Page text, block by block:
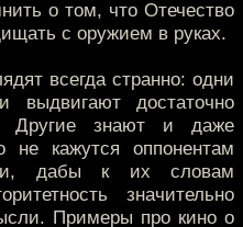
о том, что Отечество
с оружием в руках.
всегда странно: одни
достаточно
Другие знают и даже
кажутся оппонентам
дабы к их словам
значительно
Примеры про кино о